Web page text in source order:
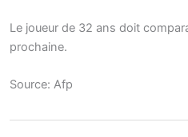
Le joueur de 32 ans doit
prochaine.
Source: Afp